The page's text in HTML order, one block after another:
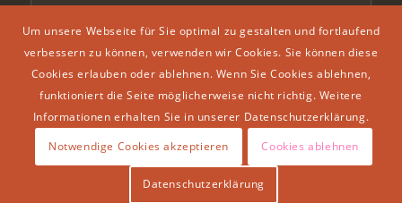
Suchen
Um unsere Webseite für Sie optimal zu gestalten und fortlaufend
verbessern zu können, verwenden wir Cookies. Sie können diese
Cookies erlauben oder ablehnen. Wenn Sie Cookies ablehnen,
funktioniert die Seite möglicherweise nicht richtig. Weitere
Informationen erhalten Sie in unserer Datenschutzerklärung.
Notwendige Cookies akzeptieren
Cookies ablehnen
Datenschutzerklärung